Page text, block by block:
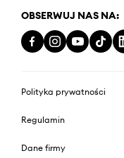
OBSERWUJ NAS NA:
Polityka prywatności
Regulamin
Dane firmy